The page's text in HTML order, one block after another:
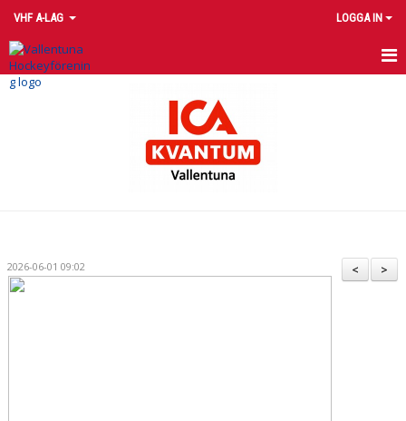
VHF A-LAG LOGGA IN
HEM
BILDGALLERI
>
<
2026-06-01 09:02